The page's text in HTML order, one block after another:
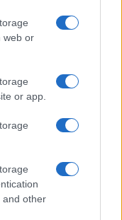
web or
or app.
and other
sfida della vela
sequestrati